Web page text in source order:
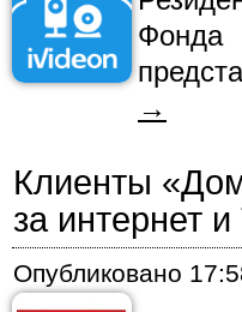
Фонда
→
Клиенты
за интернет
Опубликовано